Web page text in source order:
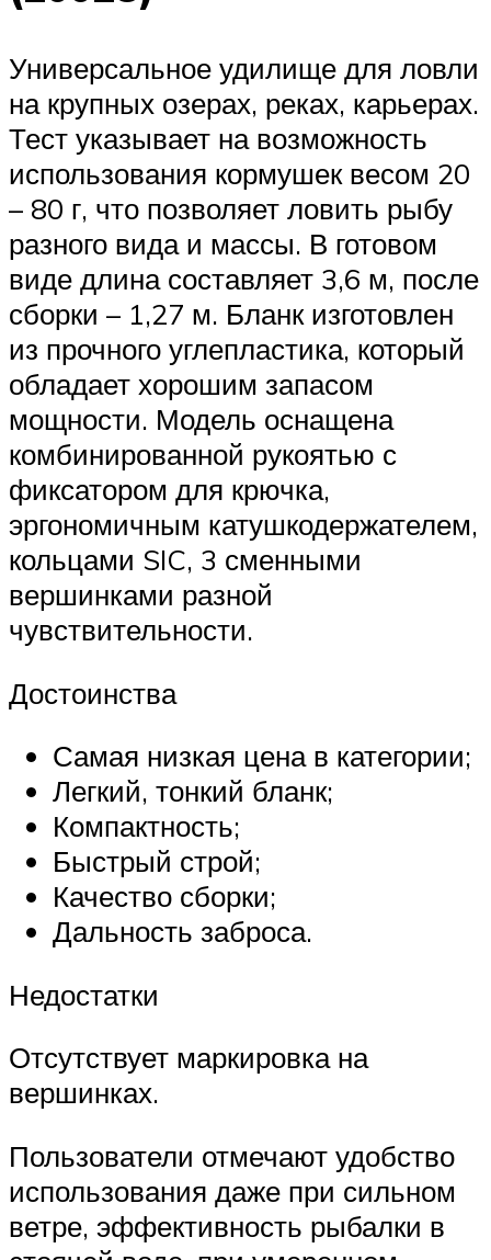
Универсальное удилище для ловли
на крупных озерах, реках, карьерах.
Тест указывает на возможность
использования кормушек весом 20
– 80 г, что позволяет ловить рыбу
разного вида и массы. В готовом
виде длина составляет 3,6 м, после
сборки – 1,27 м. Бланк изготовлен
из прочного углепластика, который
обладает хорошим запасом
мощности. Модель оснащена
комбинированной рукоятью с
фиксатором для крючка,
эргономичным катушкодержателем,
кольцами SIC, 3 сменными
вершинками разной
чувствительности.
Достоинства
Самая низкая цена в категории;
Легкий, тонкий бланк;
Компактность;
Быстрый строй;
Качество сборки;
Дальность заброса.
Недостатки
Отсутствует маркировка на
вершинках.
Пользователи отмечают удобство
использования даже при сильном
ветре, эффективность рыбалки в